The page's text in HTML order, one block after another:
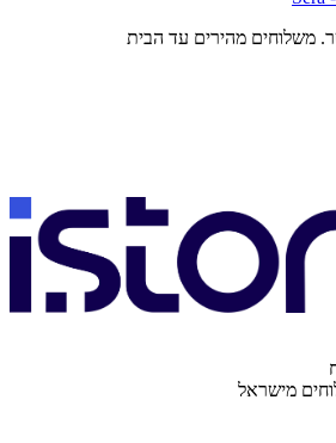
משלוחים מהירים עד הבית
מישראל